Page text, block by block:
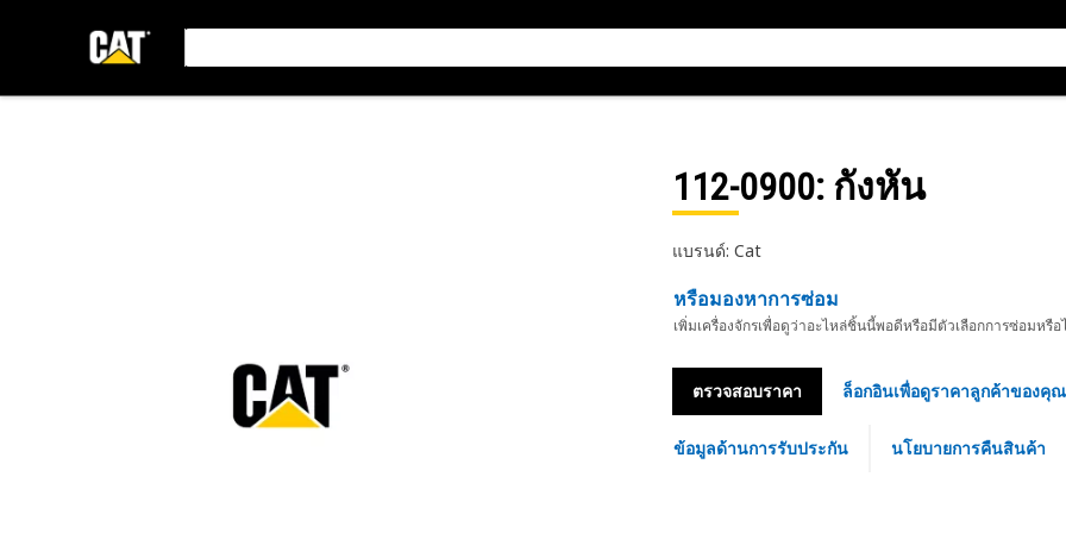
112-0900: กังหัน
แบรนด์: Cat
หรือมองหาการซ่อม
เพิ่มเครื่องจักรเพื่อดูว่าอะไหล่ชิ้นนี้พอดีหรือมีตัวเลือกการซ่อมหรือ
ตรวจสอบราคา ล็อกอินเพื่อดูราคาลูกค้าของคุณ
ข้อมูลด้านการรับประกัน นโยบายการคืนสินค้า